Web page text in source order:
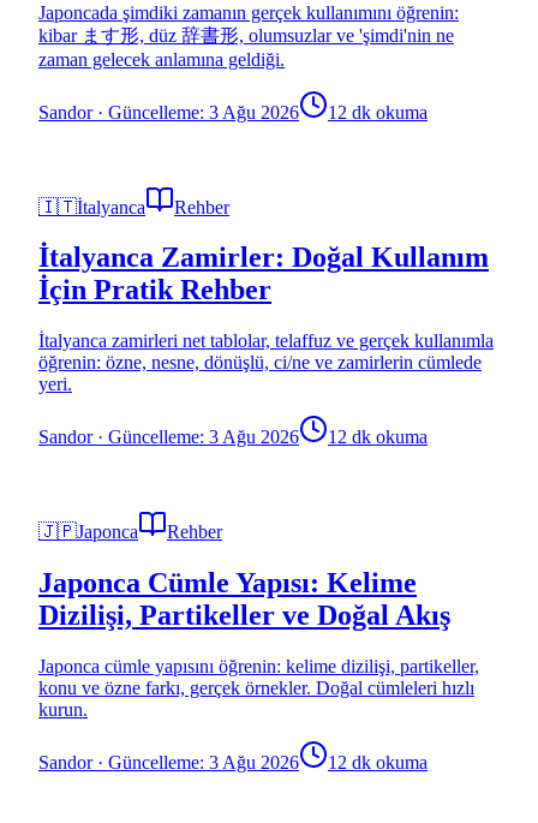
Japoncada şimdiki zamanın gerçek kullanımını öğrenin:
kibar ます形, düz 辞書形, olumsuzlar ve 'şimdi'nin ne
zaman gelecek anlamına geldiği.
Sandor· Güncelleme: 3 Ağu 2026 12 dk okuma
🇮🇹İtalyanca Rehber
İtalyanca Zamirler: Doğal Kullanım
İçin Pratik Rehber
İtalyanca zamirleri net tablolar, telaffuz ve gerçek kullanımla
öğrenin: özne, nesne, dönüşlü, ci/ne ve zamirlerin cümlede
yeri.
Sandor· Güncelleme: 3 Ağu 2026 12 dk okuma
🇯🇵Japonca Rehber
Japonca Cümle Yapısı: Kelime
Dizilişi, Partikeller ve Doğal Akış
Japonca cümle yapısını öğrenin: kelime dizilişi, partikeller,
konu ve özne farkı, gerçek örnekler. Doğal cümleleri hızlı
kurun.
Sandor· Güncelleme: 3 Ağu 2026 12 dk okuma